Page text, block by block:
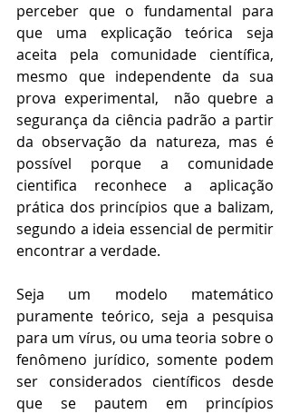
perceber que o fundamental para
que uma explicação teórica seja
aceita pela comunidade científica,
mesmo que independente da sua
prova experimental,  não quebre a
segurança da ciência padrão a partir
da observação da natureza, mas é
possível porque a comunidade
cientifica reconhece a aplicação
prática dos princípios que a balizam,
segundo a ideia essencial de permitir
encontrar a verdade.
Seja um modelo matemático
puramente teórico, seja a pesquisa
para um vírus, ou uma teoria sobre o
fenômeno jurídico, somente podem
ser considerados científicos desde
que se pautem em princípios